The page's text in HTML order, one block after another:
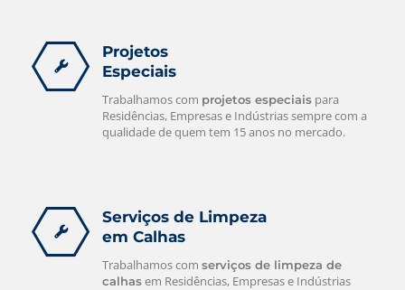
Projetos
Especiais
Trabalhamos com projetos especiais para
Residências, Empresas e Indústrias sempre com a
qualidade de quem tem 15 anos no mercado.
Serviços de Limpeza
em Calhas
Trabalhamos com serviços de limpeza de
calhasem Residências, Empresas e Indústrias